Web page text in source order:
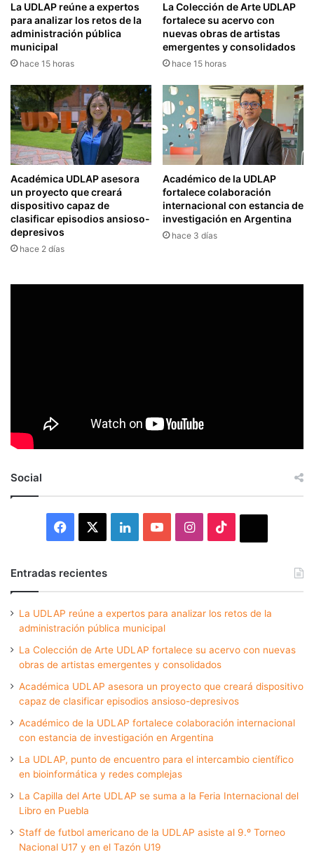
La UDLAP reúne a expertos
para analizar los retos de la
administración pública
municipal
hace 15 horas
La Colección de Arte UDLAP
fortalece su acervo con
nuevas obras de artistas
emergentes y consolidados
hace 15 horas
Académica UDLAP asesora
un proyecto que creará
dispositivo capaz de
clasificar episodios ansioso-
depresivos
hace 2 días
Académico de la UDLAP
fortalece colaboración
internacional con estancia de
investigación en Argentina
hace 3 días
Social
Facebook LinkedInYouTubeInstagram
Entradas recientes
La UDLAP reúne a expertos para analizar los retos de la
administración pública municipal
La Colección de Arte UDLAP fortalece su acervo con nuevas
obras de artistas emergentes y consolidados
Académica UDLAP asesora un proyecto que creará dispositivo
capaz de clasificar episodios ansioso-depresivos
Académico de la UDLAP fortalece colaboración internacional
con estancia de investigación en Argentina
La UDLAP, punto de encuentro para el intercambio científico
en bioinformática y redes complejas
La Capilla del Arte UDLAP se suma a la Feria Internacional del
Libro en Puebla
Staff de futbol americano de la UDLAP asiste al 9.º Torneo
Nacional U17 y en el Tazón U19